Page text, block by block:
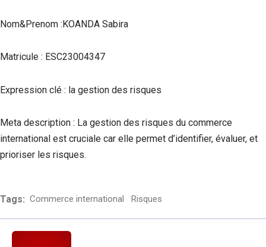
Nom&Prenom :KOANDA Sabira
Matricule : ESC23004347
Expression clé : la gestion des risques
Meta description : La gestion des risques du commerce
international est cruciale car elle permet d’identifier, évaluer, et
prioriser les risques.
Tags: Commerce international Risques